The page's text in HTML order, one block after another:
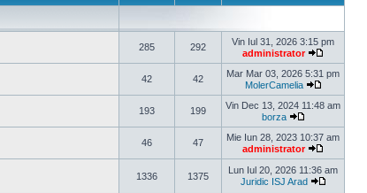
285 292
Vin Iul 31, 2026 3:15 pm
administrator
Vezi
42 42
Mar Mar 03, 2026 5:31 pm
MolerCamelia
Vezi
193 199
Vin Dec 13, 2024 11:48 am
borza
Vezi ultimul
46 47
Mie Iun 28, 2023 10:37 am
administrator
Vezi
1336 1375
Lun Iul 20, 2026 11:36 am
Juridic ISJ Arad